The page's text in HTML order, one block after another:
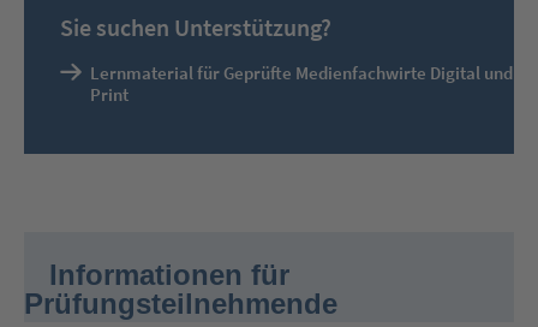
Elemente
anzuspringen.
Sie suchen Unterstützung?
Lernmaterial für Geprüfte Medienfachwirte Digital und
Print
Sie
Drücken
Sie
die
Informationen für
Prüfungsteilnehmende